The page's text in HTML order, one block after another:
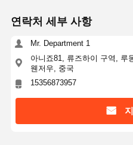
연락처 세부 사항
Mr. Department 1
아니죠81, 류즈하이 구역, 루
웬저우, 중국
15356873957